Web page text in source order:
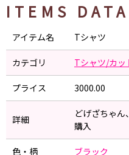
ITEMS DATA
アイテム名 Tシャツ
カテゴリ Tシャツ/カッ
プライス 3000.00
詳細
どげざちゃん
購入
色・柄 ブラック